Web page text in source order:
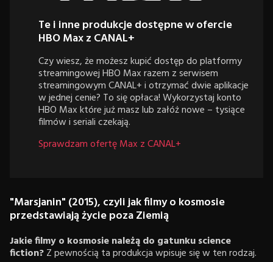
Te i inne produkcje dostępne w ofercie
HBO Max z CANAL+
Czy wiesz, że możesz kupić dostęp do platformy
streamingowej HBO Max razem z serwisem
streamingowym CANAL+ i otrzymać dwie aplikacje
w jednej cenie? To się opłaca! Wykorzystaj konto
HBO Max które już masz lub załóż nowe – tysiące
filmów i seriali czekają.
Sprawdzam ofertę Max z CANAL+
"Marsjanin" (2015), czyli jak filmy o kosmosie
przedstawiają życie poza Ziemią
Jakie filmy o kosmosie należą do gatunku science
fiction?Z pewnością ta produkcja wpisuje się w ten rodzaj.